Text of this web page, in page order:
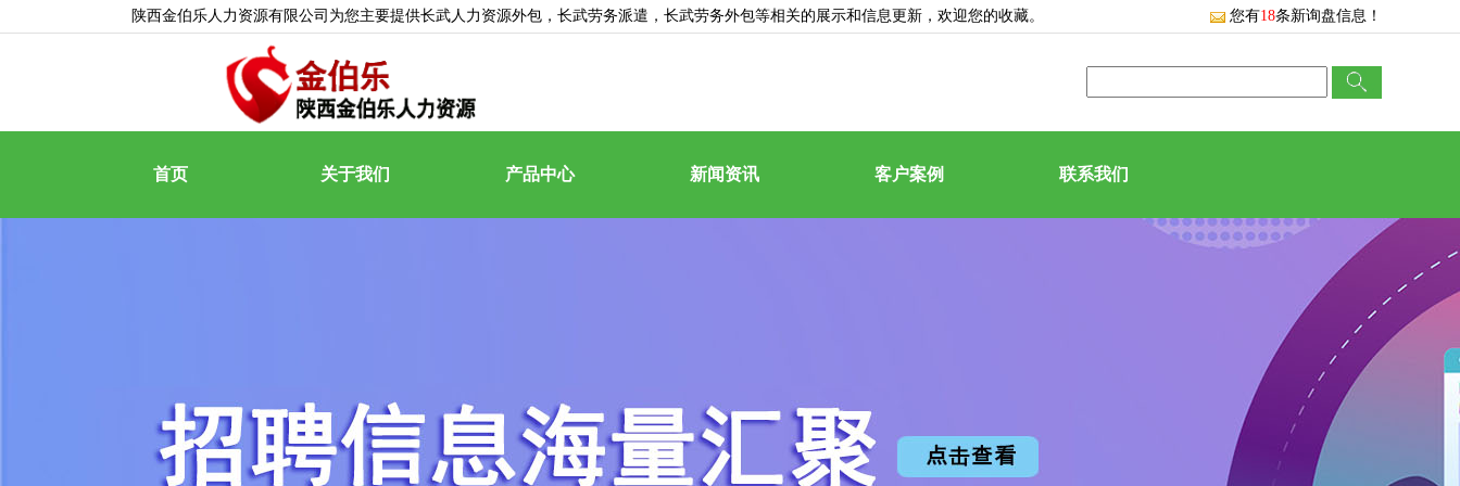
陕西金伯乐人力资源有限公司为您主要提供长武人力资源外包 ，长武劳务派遣，长武劳务外包等相关的展示和信息更新，欢迎您的收藏。 您有18条新询盘信息！
首页 关于我们 产品中心 新闻资讯 客户案例 联系我们